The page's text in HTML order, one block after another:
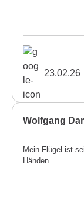
23.02.26
Wolfgang
Mein Flügel ist
Händen.